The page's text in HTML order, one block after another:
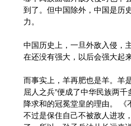
到了。但中国除外，中国是历
力。
中国历史上，一旦外敌入侵，
在还没有强大，以后会强大起
而事实上，羊再肥也是羊。羊
屈人之兵”便成了中华民族两
降求和的冠冕堂皇的理由。
不过是保住自己不被敌人进攻